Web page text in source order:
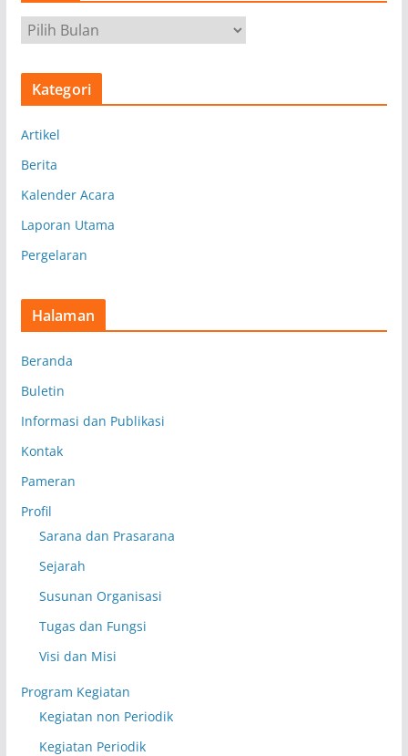
r
s
Kategori
Artikel
Berita
Kalender Acara
Laporan Utama
Pergelaran
Halaman
Beranda
Buletin
Informasi dan Publikasi
Kontak
Pameran
Profil
Sarana dan Prasarana
Sejarah
Susunan Organisasi
Tugas dan Fungsi
Visi dan Misi
Program Kegiatan
Kegiatan non Periodik
Kegiatan Periodik